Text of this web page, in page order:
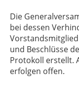
Die
bei dessen
und Beschlüsse
Protokoll erstellt.
erfolgen offen.